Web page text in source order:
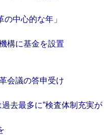
中心的な年」
構に基金を設置
会議の答申受け
去最多に”検査体制充実が